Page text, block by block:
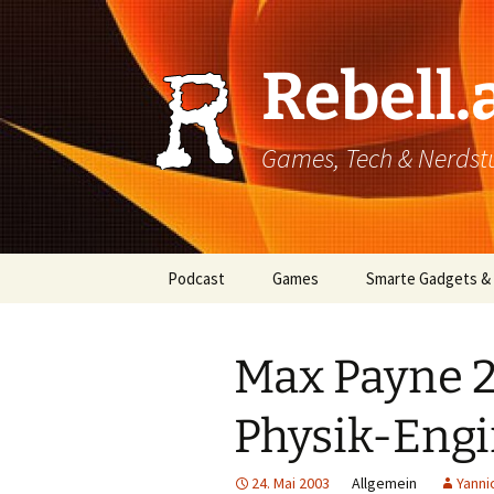
Games, Tech &
Podcast Games
Xbox
PlayStation
Mobile
Smarte Gadgets &
Max Payne
Physik-
24. Mai 2003 Allgemein